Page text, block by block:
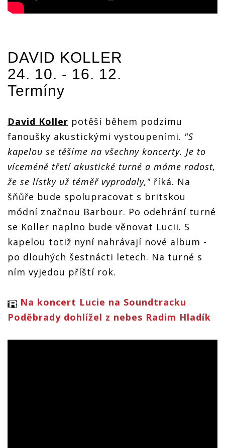
DAVID KOLLER
24. 10. - 16. 12.
Termíny
David Koller potěší během podzimu
fanoušky akustickými vystoupeními. "S
kapelou se těšíme na všechny koncerty. Je to
víceméně třetí akustické turné a máme radost,
že se lístky už téměř vyprodaly," říká. Na
šňůře bude spolupracovat s britskou
módní značnou Barbour. Po odehrání turné
se Koller naplno bude věnovat Lucii. S
kapelou totiž nyní nahrávají nové album -
po dlouhých šestnácti letech. Na turné s
ním vyjedou příští rok.
Na koncert Lucie na Soundtracku
Poděbrady dohlížel z nebes Radim Hladík